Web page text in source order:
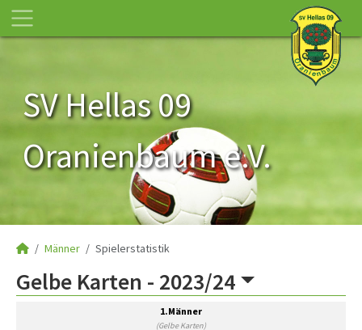
SV Hellas 09
Oranienbaum e.V.
Männer Spielerstatistik
Gelbe Karten - 2023/24
1.Männer
(Gelbe Karten)